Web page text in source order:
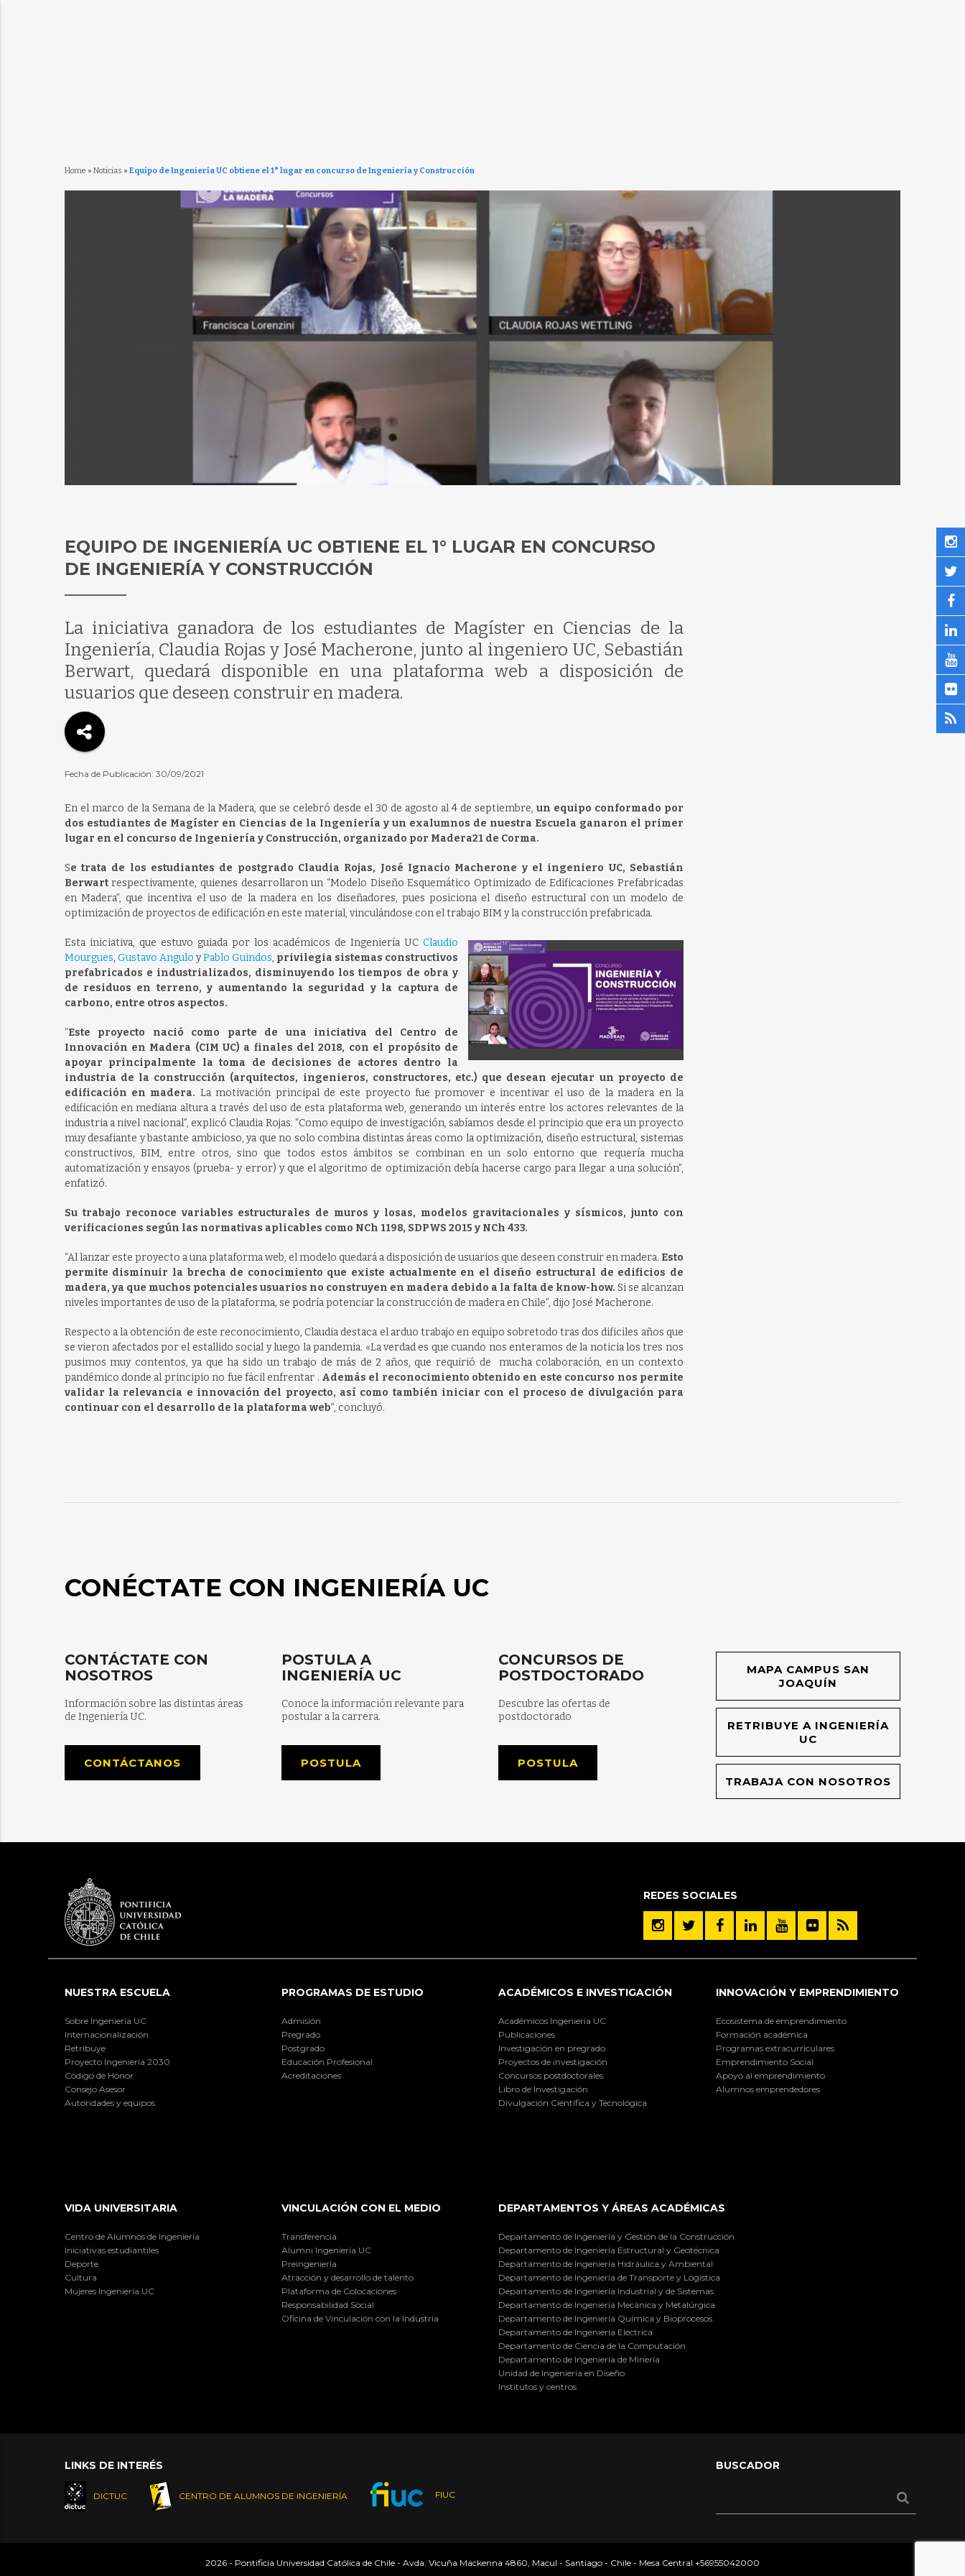
Home » Noticias » Equipo de Ingeniería UC obtiene el 1° lugar en concurso de Ingeniería y Construcción
EQUIPO DE INGENIERÍA UC OBTIENE EL 1° LUGAR EN CONCURSO
DE INGENIERÍA Y CONSTRUCCIÓN
La iniciativa ganadora de los estudiantes de Magíster en Ciencias de la
Ingeniería, Claudia Rojas y José Macherone, junto al ingeniero UC, Sebastián
Berwart, quedará disponible en una plataforma web a disposición de
usuarios que deseen construir en madera.
Fecha de Publicación: 30/09/2021
En el marco de la Semana de la Madera, que se celebró desde el 30 de agosto al 4 de septiembre, un equipo conformado por
dos estudiantes de Magíster en Ciencias de la Ingeniería y un exalumnos de nuestra Escuela ganaron el primer
lugar en el concurso de Ingeniería y Construcción, organizado por Madera21 de Corma.
Se trata de los estudiantes de postgrado Claudia Rojas, José Ignacio Macherone y el ingeniero UC, Sebastián
Berwartrespectivamente, quienes desarrollaron un “Modelo Diseño Esquemático Optimizado de Edificaciones Prefabricadas
en Madera”, que incentiva el uso de la madera en los diseñadores, pues posiciona el diseño estructural con un modelo de
optimización de proyectos de edificación en este material, vinculándose con el trabajo BIM y la construcción prefabricada.
Esta iniciativa, que estuvo guiada por los académicos de Ingeniería UC Claudio
Mourgues, Gustavo Angulo yPablo Guindos, privilegia sistemas constructivos
prefabricados e industrializados, disminuyendo los tiempos de obra y
de residuos en terreno, y aumentando la seguridad y la captura de
carbono, entre otros aspectos.
“Este proyecto nació como parte de una iniciativa del Centro de
Innovación en Madera (CIM UC) a finales del 2018, con el propósito de
apoyar principalmente la toma de decisiones de actores dentro la
industria de la construcción (arquitectos, ingenieros, constructores, etc.) que desean ejecutar un proyecto de
edificación en madera. La motivación principal de este proyecto fue promover e incentivar el uso de la madera en la
edificación en mediana altura a través del uso de esta plataforma web, generando un interés entre los actores relevantes de la
industria a nivel nacional”, explicó Claudia Rojas. “Como equipo de investigación, sabíamos desde el principio que era un proyecto
muy desafiante y bastante ambicioso, ya que no solo combina distintas áreas como la optimización, diseño estructural, sistemas
constructivos, BIM, entre otros, sino que todos estos ámbitos se combinan en un solo entorno que requería mucha
automatización y ensayos (prueba- y error) y que el algoritmo de optimización debía hacerse cargo para llegar a una solución”,
enfatizó.
Su trabajo reconoce variables estructurales de muros y losas, modelos gravitacionales y sísmicos, junto con
verificaciones según las normativas aplicables como NCh 1198, SDPWS 2015 y NCh 433.
“Al lanzar este proyecto a una plataforma web, el modelo quedará a disposición de usuarios que deseen construir en madera. Esto
permite disminuir la brecha de conocimiento que existe actualmente en el diseño estructural de edificios de
madera, ya que muchos potenciales usuarios no construyen en madera debido a la falta de know-how. Si se alcanzan
niveles importantes de uso de la plataforma, se podría potenciar la construcción de madera en Chile”, dijo José Macherone.
Respecto a la obtención de este reconocimiento, Claudia destaca el arduo trabajo en equipo sobretodo tras dos dificiles años que
se vieron afectados por el estallido social y luego la pandemia. «La verdad es que cuando nos enteramos de la noticia los tres nos
pusimos muy contentos, ya que ha sido un trabajo de más de 2 años, que requirió de mucha colaboración, en un contexto
pandémico donde al principio no fue fácil enfrentar . Además el reconocimiento obtenido en este concurso nos permite
validar la relevancia e innovación del proyecto, así como también iniciar con el proceso de divulgación para
continuar con el desarrollo de la plataforma web”, concluyó.
CONÉCTATE CON INGENIERÍA UC
CONTÁCTATE CON
NOSOTROS
Información sobre las distintas áreas
de Ingeniería UC.
CONTÁCTANOS
POSTULA A
INGENIERÍA UC
Conoce la información relevante para
postular a la carrera.
POSTULA
CONCURSOS DE
POSTDOCTORADO
Descubre las ofertas de
postdoctorado
POSTULA
MAPA CAMPUS SAN
JOAQUÍN
RETRIBUYE A INGENIERÍA
UC
TRABAJA CON NOSOTROS
REDES SOCIALES
NUESTRA ESCUELA
Sobre Ingeniería UC
Internacionalización
Retribuye
Proyecto Ingeniería 2030
Código de Honor
Consejo Asesor
Autoridades y equipos
PROGRAMAS DE ESTUDIO
Admisión
Pregrado
Postgrado
Educación Profesional
Acreditaciones
ACADÉMICOS E INVESTIGACIÓN
Académicos Ingeniería UC
Publicaciones
Investigación en pregrado
Proyectos de investigación
Concursos postdoctorales
Libro de Investigación
Divulgación Científica y Tecnológica
INNOVACIÓN Y EMPRENDIMIENTO
Ecosistema de emprendimiento
Formación académica
Programas extracurriculares
Emprendimiento Social
Apoyo al emprendimiento
Alumnos emprendedores
VIDA UNIVERSITARIA
Centro de Alumnos de Ingeniería
Iniciativas estudiantiles
Deporte
Cultura
Mujeres Ingeniería UC
VINCULACIÓN CON EL MEDIO
Transferencia
Alumni Ingeniería UC
Preingeniería
Atracción y desarrollo de talento
Plataforma de Colocaciones
Responsabilidad Social
Oficina de Vinculación con la Industria
DEPARTAMENTOS Y ÁREAS ACADÉMICAS
Departamento de Ingeniería y Gestión de la Construcción
Departamento de Ingeniería Estructural y Geotécnica
Departamento de Ingeniería Hidráulica y Ambiental
Departamento de Ingeniería de Transporte y Logística
Departamento de Ingeniería Industrial y de Sistemas
Departamento de Ingeniería Mecánica y Metalúrgica
Departamento de Ingeniería Química y Bioprocesos
Departamento de Ingeniería Eléctrica
Departamento de Ciencia de la Computación
Departamento de Ingeniería de Minería
Unidad de Ingeniería en Diseño
Institutos y centros
LINKS DE INTERÉS
DICTUC CENTRO DE ALUMNOS DE INGENIERÍA FIUC
BUSCADOR
2026 - Pontificia Universidad Católica de Chile - Avda. Vicuña Mackenna 4860, Macul - Santiago - Chile - Mesa Central +56955042000